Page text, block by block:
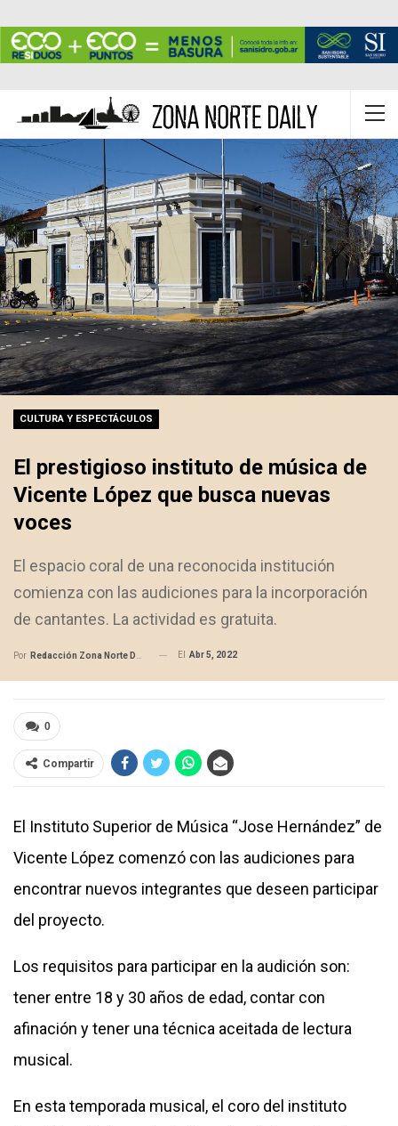
CULTURA Y ESPECTÁCULOS
El prestigioso instituto de música de
Vicente López que busca nuevas
voces
El espacio coral de una reconocida institución
comienza con las audiciones para la incorporación
de cantantes. La actividad es gratuita.
Por Redacción Zona Norte Daily El Abr 5, 2022
0
Compartir
El Instituto Superior de Música “Jose Hernández” de
Vicente López comenzó con las audiciones para
encontrar nuevos integrantes que deseen participar
del proyecto.
Los requisitos para participar en la audición son:
tener entre 18 y 30 años de edad, contar con
afinación y tener una técnica aceitada de lectura
musical.
En esta temporada musical, el coro del instituto